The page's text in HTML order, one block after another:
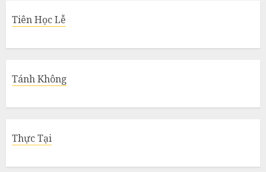
Tiên Học Lễ
Tánh Không
Thực Tại